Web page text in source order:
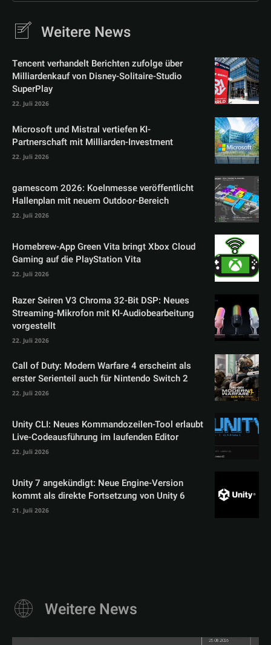
Weitere News
Tencent verhandelt Berichten zufolge über
Milliardenkauf von Disney-Solitaire-Studio
SuperPlay
22. Juli 2026
Microsoft und Mistral vertiefen KI-
Partnerschaft mit Milliarden-Investment
22. Juli 2026
gamescom 2026: Koelnmesse veröffentlicht
Hallenplan mit neuem Outdoor-Bereich
22. Juli 2026
Homebrew-App Green Vita bringt Xbox Cloud
Gaming auf die PlayStation Vita
22. Juli 2026
Razer Seiren V3 Chroma 32-Bit DSP: Neues
Streaming-Mikrofon mit KI-Audiobearbeitung
vorgestellt
22. Juli 2026
Call of Duty: Modern Warfare 4 erscheint als
erster Serienteil auch für Nintendo Switch 2
22. Juli 2026
Unity CLI: Neues Kommandozeilen-Tool erlaubt
Live-Codeausführung im laufenden Editor
22. Juli 2026
Unity 7 angekündigt: Neue Engine-Version
kommt als direkte Fortsetzung von Unity 6
21. Juli 2026
Weitere News